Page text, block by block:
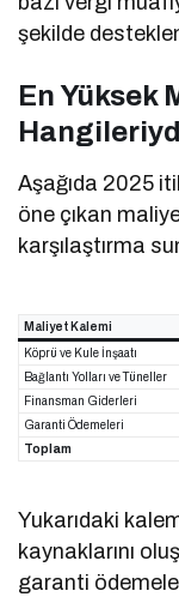
şekilde
En Yüksek
Aşağıda 2025
öne çıkan
karşılaştırma
Maliyet Kalemi
Köprü ve Kule İnşaatı
Bağlantı Yolları ve Tüneller
Finansman Giderleri
Garanti Ödemeleri
Toplam
Yukarıdaki
kaynaklarını
garanti